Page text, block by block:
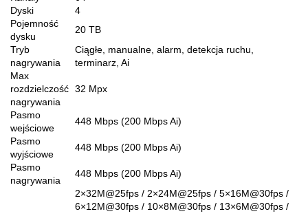
Dyski
4
Pojemność
dysku
20 TB
Tryb
nagrywania
Ciągłe, manualne, alarm, detekcja ruchu,
terminarz, Ai
Max
rozdzielczość
nagrywania
32 Mpx
Pasmo
wejściowe
448 Mbps (200 Mbps Ai)
Pasmo
wyjściowe
448 Mbps (200 Mbps Ai)
Pasmo
nagrywania
448 Mbps (200 Mbps Ai)
2×32M@25fps / 2×24M@25fps / 5×16M@30fps /
6×12M@30fps / 10×8M@30fps / 13×6M@30fps /